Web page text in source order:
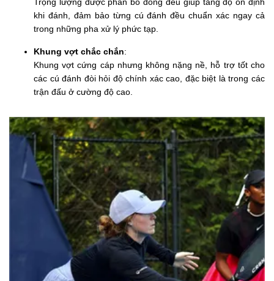
khi đánh, đảm bảo từng cú đánh đều chuẩn xác ngay cả
trong những pha xử lý phức tạp.
Khung vợt chắc chắn:
Khung vợt cứng cáp nhưng không nặng nề, hỗ trợ tốt cho
các cú đánh đòi hỏi độ chính xác cao, đặc biệt là trong các
trận đấu ở cường độ cao.